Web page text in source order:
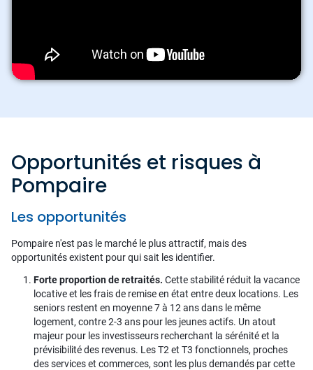
Opportunités et risques à
Pompaire
Les opportunités
Pompaire n'est pas le marché le plus attractif, mais des
opportunités existent pour qui sait les identifier.
Forte proportion de retraités. Cette stabilité réduit la vacance
locative et les frais de remise en état entre deux locations. Les
seniors restent en moyenne 7 à 12 ans dans le même
logement, contre 2-3 ans pour les jeunes actifs. Un atout
majeur pour les investisseurs recherchant la sérénité et la
prévisibilité des revenus. Les T2 et T3 fonctionnels, proches
des services et commerces, sont les plus demandés par cette